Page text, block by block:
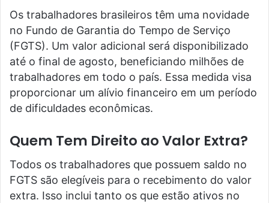
Os trabalhadores brasileiros têm uma novidade
no Fundo de Garantia do Tempo de Serviço
(FGTS). Um valor adicional será disponibilizado
até o final de agosto, beneficiando milhões de
trabalhadores em todo o país. Essa medida visa
proporcionar um alívio financeiro em um período
de dificuldades econômicas.
Quem Tem Direito ao Valor Extra?
Todos os trabalhadores que possuem saldo no
FGTS são elegíveis para o recebimento do valor
extra. Isso inclui tanto os que estão ativos no